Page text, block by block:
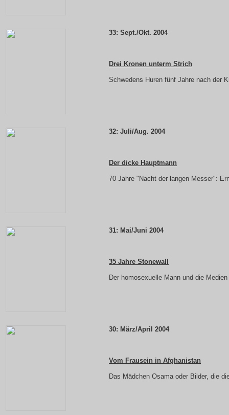
33: Sept./Okt. 2004
Drei Kronen unterm Strich
Schwedens Huren fünf Jahre nach der
32: Juli/Aug. 2004
Der dicke Hauptmann
70 Jahre "Nacht der langen Messer":
31: Mai/Juni 2004
35 Jahre Stonewall
Der homosexuelle Mann und die Medien
30: März/April 2004
Vom Frausein in Afghanistan
Das Mädchen Osama oder Bilder, die